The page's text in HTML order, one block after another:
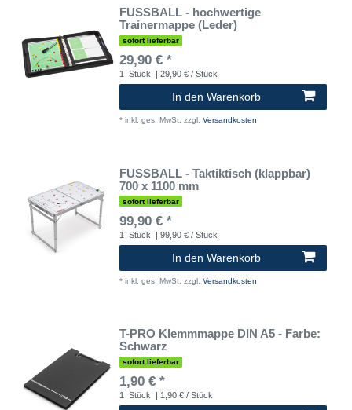
FUSSBALL - hochwertige
Trainermappe (Leder)
sofort lieferbar
29,90 € *
1 Stück | 29,90 € / Stück
In den Warenkorb
* inkl. ges. MwSt. zzgl. Versandkosten
FUSSBALL - Taktiktisch (klappbar)
700 x 1100 mm
sofort lieferbar
99,90 € *
1 Stück | 99,90 € / Stück
In den Warenkorb
* inkl. ges. MwSt. zzgl. Versandkosten
T-PRO Klemmmappe DIN A5 - Farbe:
Schwarz
sofort lieferbar
1,90 € *
1 Stück | 1,90 € / Stück